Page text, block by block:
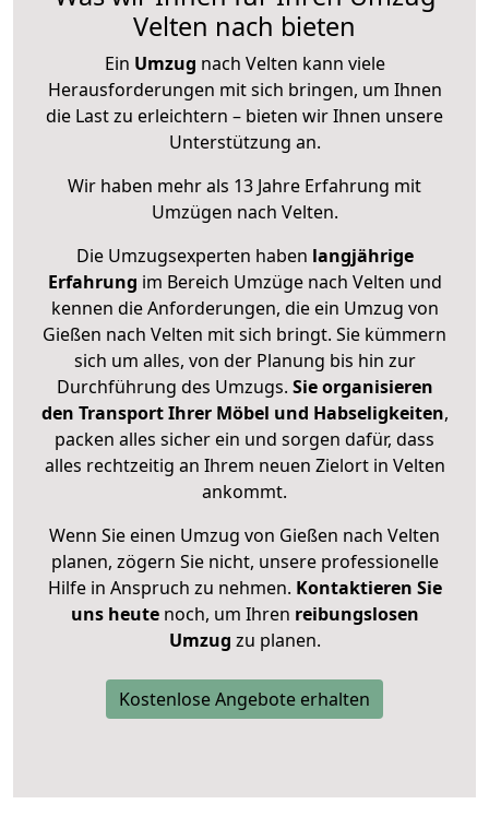
Velten nach bieten
Ein Umzug nach Velten kann viele
Herausforderungen mit sich bringen, um Ihnen
die Last zu erleichtern – bieten wir Ihnen unsere
Unterstützung an.
Wir haben mehr als 13 Jahre Erfahrung mit
Umzügen nach Velten.
Die Umzugsexperten haben langjährige
Erfahrung im Bereich Umzüge nach Velten und
kennen die Anforderungen, die ein Umzug von
Gießen nach Velten mit sich bringt. Sie kümmern
sich um alles, von der Planung bis hin zur
Durchführung des Umzugs. Sie organisieren
den Transport Ihrer Möbel und Habseligkeiten,
packen alles sicher ein und sorgen dafür, dass
alles rechtzeitig an Ihrem neuen Zielort in Velten
ankommt.
Wenn Sie einen Umzug von Gießen nach Velten
planen, zögern Sie nicht, unsere professionelle
Hilfe in Anspruch zu nehmen. Kontaktieren Sie
uns heutenoch, um Ihren reibungslosen
Umzug zu planen.
Kostenlose Angebote erhalten